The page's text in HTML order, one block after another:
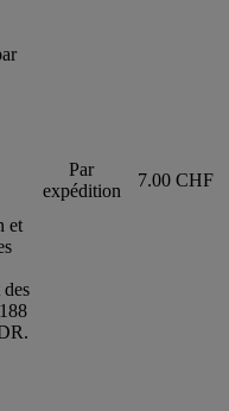
et
Par
expédition
7.00 CHF